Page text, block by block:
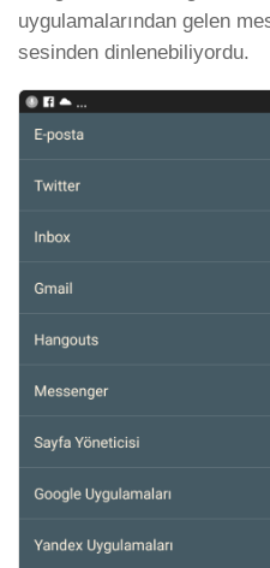
uygulamalarından gelen
sesinden dinlenebiliyordu.